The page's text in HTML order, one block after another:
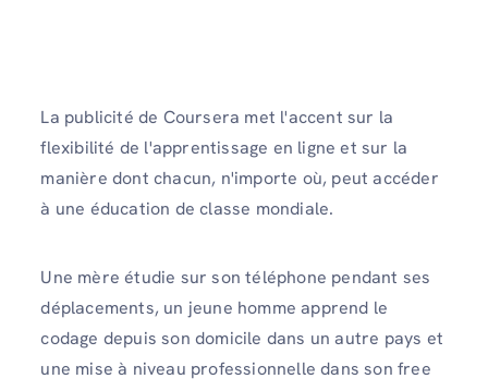
La publicité de Coursera met l'accent sur la
flexibilité de l'apprentissage en ligne et sur la
manière dont chacun, n'importe où, peut accéder
à une éducation de classe mondiale.
Une mère étudie sur son téléphone pendant ses
déplacements, un jeune homme apprend le
codage depuis son domicile dans un autre pays et
une mise à niveau professionnelle dans son free